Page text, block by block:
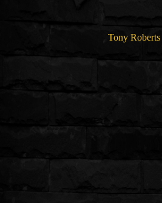
Tony Roberts